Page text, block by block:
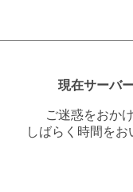
現在サーバ
ご迷惑をおか
しばらく時間を